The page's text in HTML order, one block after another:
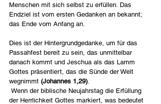
Menschen mit sich selbst zu erfüllen. Das
Endziel ist vom ersten Gedanken an bekannt;
das Ende vom Anfang an.
Dies ist der Hintergrundgedanke, um für das
Passahfest bereit zu sein, das unmittelbar
danach kommt und Jeschua als das Lamm
Gottes präsentiert, das die Sünde der Welt
wegnimmt (Johannes 1,29)
der Herrlichkeit Gottes markiert, was bedeutet